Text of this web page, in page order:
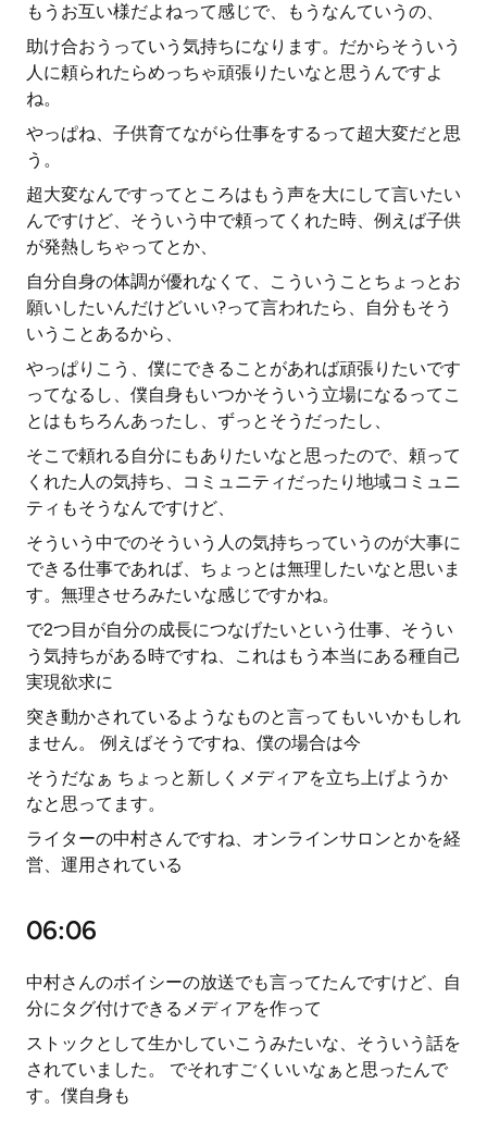
もうお互い様だよねって感じで、もうなんていうの、
助け合おうっていう気持ちになります。だからそういう
人に頼られたらめっちゃ頑張りたいなと思うんですよ
ね。
やっぱね、子供育てながら仕事をするって超大変だと思
う。
超大変なんですってところはもう声を大にして言いたい
んですけど、そういう中で頼ってくれた時、例えば子供
が発熱しちゃってとか、
自分自身の体調が優れなくて、こういうことちょっとお
願いしたいんだけどいい?って言われたら、自分もそう
いうことあるから、
やっぱりこう、僕にできることがあれば頑張りたいです
ってなるし、僕自身もいつかそういう立場になるってこ
とはもちろんあったし、ずっとそうだったし、
そこで頼れる自分にもありたいなと思ったので、頼って
くれた人の気持ち、コミュニティだったり地域コミュニ
ティもそうなんですけど、
そういう中でのそういう人の気持ちっていうのが大事に
できる仕事であれば、ちょっとは無理したいなと思いま
す。無理させろみたいな感じですかね。
で2つ目が自分の成長につなげたいという仕事、そうい
う気持ちがある時ですね、これはもう本当にある種自己
実現欲求に
突き動かされているようなものと言ってもいいかもしれ
ません。 例えばそうですね、僕の場合は今
そうだなぁ ちょっと新しくメディアを立ち上げようか
なと思ってます。
ライターの中村さんですね、オンラインサロンとかを経
営、運用されている
06:06
中村さんのボイシーの放送でも言ってたんですけど、自
分にタグ付けできるメディアを作って
ストックとして生かしていこうみたいな、そういう話を
されていました。 でそれすごくいいなぁと思ったんで
す。僕自身も